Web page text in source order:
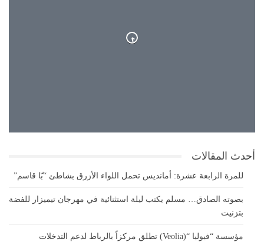
أحدث المقالات
للمرة الرابعة عشرة: أمانديس تحمل اللواء الأزرق بشاطئ “بّا قاسم”
بصوته الصادق… مسلم يكتب ليلة استثنائية في مهرجان تيميزار للفضة
بتزنيت
مؤسسة “فيوليا “(Veolia) تطلق مركزاً بالرباط لدعم التدخلات